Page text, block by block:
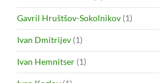
Gavril Hruštšov-Sokolnikov (1)
Ivan Dmitrijev (1)
Ivan Hemnitser (1)